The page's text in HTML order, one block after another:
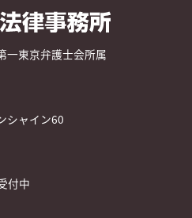
一東京弁護士会所属
シャイン60
付中